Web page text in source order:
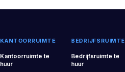
KANTOORRUIMTE
Kantoorruimte te
huur
BEDRIJFSRUIMTE
Bedrijfsruimte te
huur